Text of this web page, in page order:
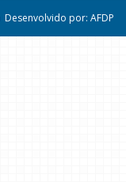
Desenvolvido por: AFDP